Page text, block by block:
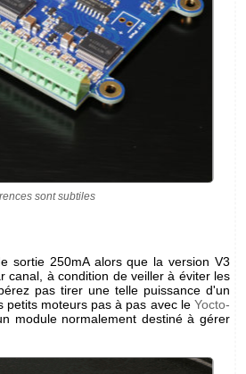
sont subtiles
sortie 250mA alors que la version V3
canal, à condition de veiller à éviter les
pas tirer une telle puissance d'un
petits moteurs pas à pas avec le Yocto-
module normalement destiné à gérer